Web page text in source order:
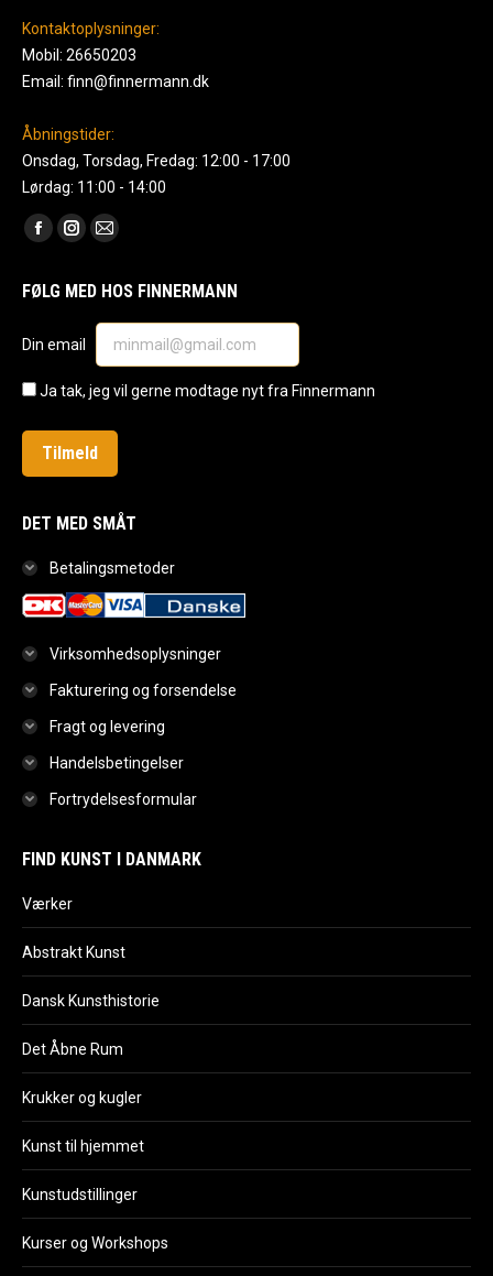
Kontaktoplysninger:
Mobil: 26650203
Email: finn@finnermann.dk
Åbningstider:
Onsdag, Torsdag, Fredag: 12:00 - 17:00
Lørdag: 11:00 - 14:00
Find us on:
Facebook
opens
new
window
Instagram
opens
new
window
Mail
opens
in
new
window
FØLG MED HOS FINNERMANN
Din email
Ja tak, jeg vil gerne modtage nyt fra Finnermann
DET MED SMÅT
Betalingsmetoder
Virksomhedsoplysninger
Fakturering og forsendelse
Fragt og levering
Handelsbetingelser
Fortrydelsesformular
FIND KUNST I DANMARK
Værker
Abstrakt Kunst
Dansk Kunsthistorie
Det Åbne Rum
Krukker og kugler
Kunst til hjemmet
Kunstudstillinger
Kurser og Workshops